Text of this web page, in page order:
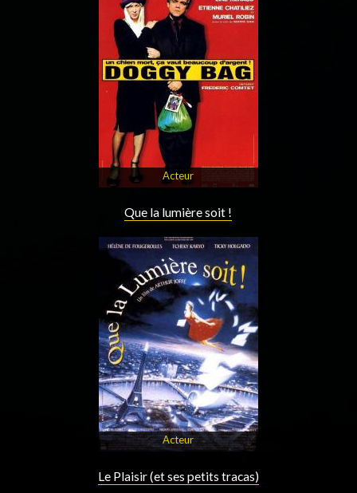
Acteur
Que la lumière soit !
Acteur
Le Plaisir (et ses petits tracas)